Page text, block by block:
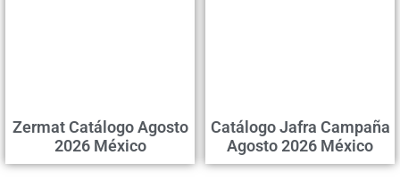
Zermat Catálogo Agosto
2026 México
Catálogo Jafra Campaña
Agosto 2026 México